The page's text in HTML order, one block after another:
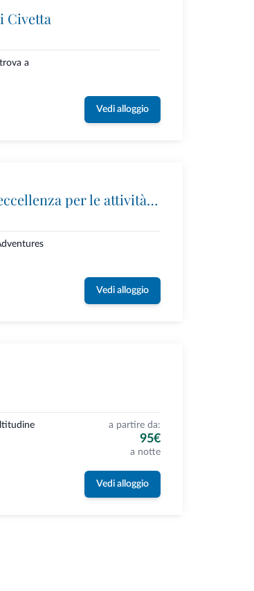
Civetta
a
Vedi alloggio
Ursus Adventures: il centro d'eccellenza per le attività outdoor premium in Trentino
Vedi alloggio
a partire da:
95€
a notte
Vedi alloggio